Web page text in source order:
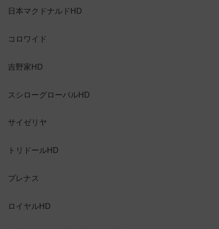
日本マクドナルドHD
コロワイド
吉野家HD
スシローグローバルHD
サイゼリヤ
トリドールHD
プレナス
ロイヤルHD